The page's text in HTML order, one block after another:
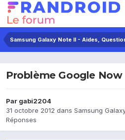
Samsung Galaxy Note II - Aides,
Problème Google Now
Par gabi2204
31 octobre 2012 dans Samsung
Réponses